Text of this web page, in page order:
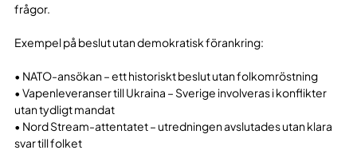
frågor.
Exempel på beslut utan demokratisk förankring:
• NATO-ansökan – ett historiskt beslut utan folkomröstning
• Vapenleveranser till Ukraina – Sverige involveras i konflikter
utan tydligt mandat
• Nord Stream-attentatet – utredningen avslutades utan klara
svar till folket